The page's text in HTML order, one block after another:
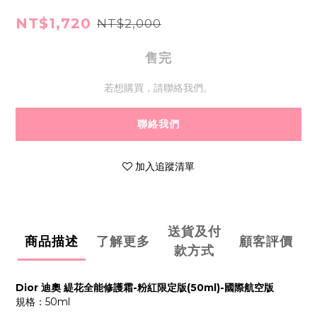
NT$1,720 NT$2,000
售完
若想購買，請聯絡我們。
聯絡我們
加入追蹤清單
商品描述 了解更多
送貨及付
款方式
顧客評價
Dior 迪奧 緹花全能修護霜-粉紅限定版(50ml)-國際航空版
規格：50ml